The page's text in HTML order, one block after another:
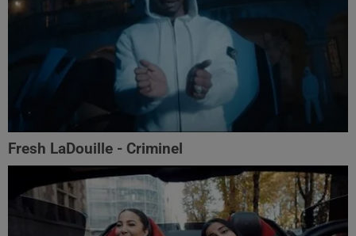
Fresh LaDouille - Criminel